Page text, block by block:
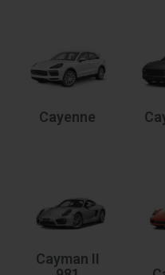
Cayenne
Cayman II